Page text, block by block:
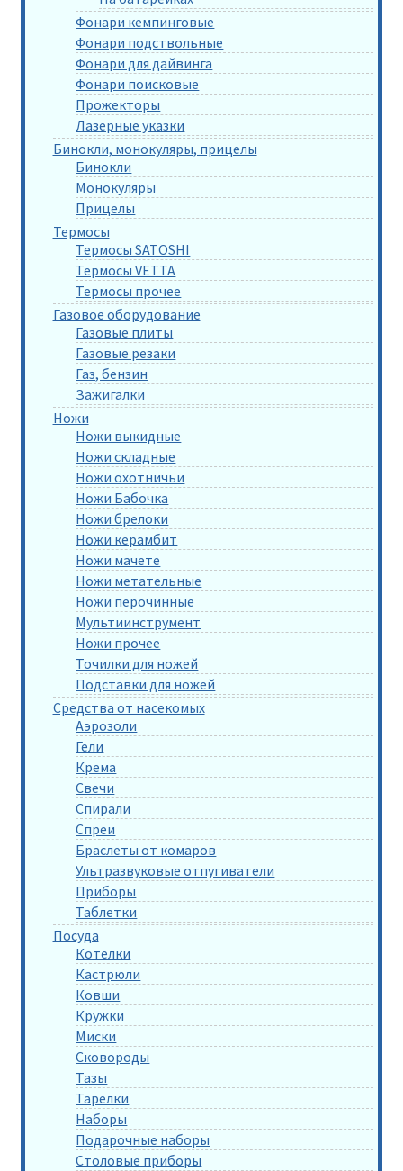
Фонари кемпинговые
Фонари подствольные
Фонари для дайвинга
Фонари поисковые
Прожекторы
Лазерные указки
Бинокли, монокуляры, прицелы
Бинокли
Монокуляры
Прицелы
Термосы
Термосы SATOSHI
Термосы VETTA
Термосы прочее
Газовое оборудование
Газовые плиты
Газовые резаки
Газ, бензин
Зажигалки
Ножи
Ножи выкидные
Ножи складные
Ножи охотничьи
Ножи Бабочка
Ножи брелоки
Ножи керамбит
Ножи мачете
Ножи метательные
Ножи перочинные
Мультиинструмент
Ножи прочее
Точилки для ножей
Подставки для ножей
Средства от насекомых
Аэрозоли
Гели
Крема
Свечи
Спирали
Спреи
Браслеты от комаров
Ультразвуковые отпугиватели
Приборы
Таблетки
Посуда
Котелки
Кастрюли
Ковши
Кружки
Миски
Сковороды
Тазы
Тарелки
Наборы
Подарочные наборы
Столовые приборы